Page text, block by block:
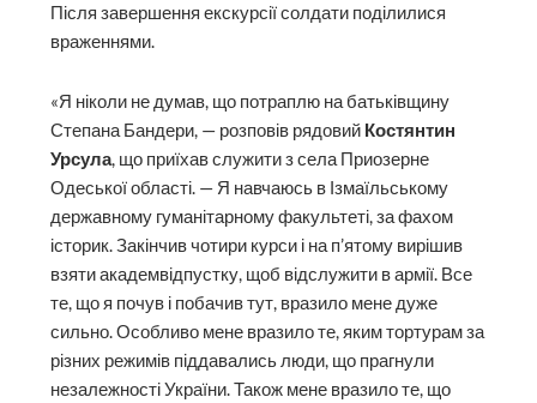
Після завершення екскурсії солдати поділилися
враженнями.
«Я ніколи не думав, що потраплю на батьківщину
Степана Бандери, — розповів рядовий Костянтин
Урсула, що приїхав служити з села Приозерне
Одеської області. — Я навчаюсь в Ізмаїльському
державному гуманітарному факультеті, за фахом
історик. Закінчив чотири курси і на п’ятому вирішив
взяти академвідпустку, щоб відслужити в армії. Все
те, що я почув і побачив тут, вразило мене дуже
сильно. Особливо мене вразило те, яким тортурам за
різних режимів піддавались люди, що прагнули
незалежності України. Також мене вразило те, що